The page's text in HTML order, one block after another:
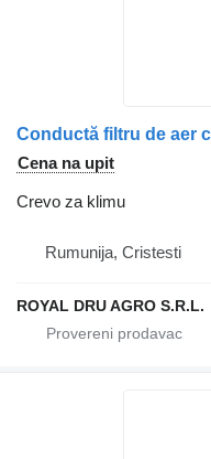
Cena na upit
Crevo za klimu
Rumunija, Cristesti
ROYAL DRU AGRO S.R.L.